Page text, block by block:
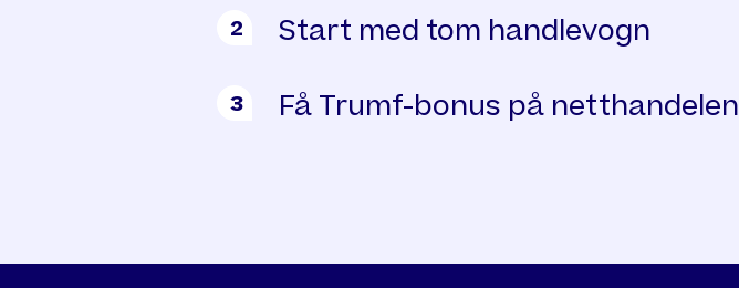
2 Start med tom handlevogn
3 Få Trumf-bonus på netthandelen